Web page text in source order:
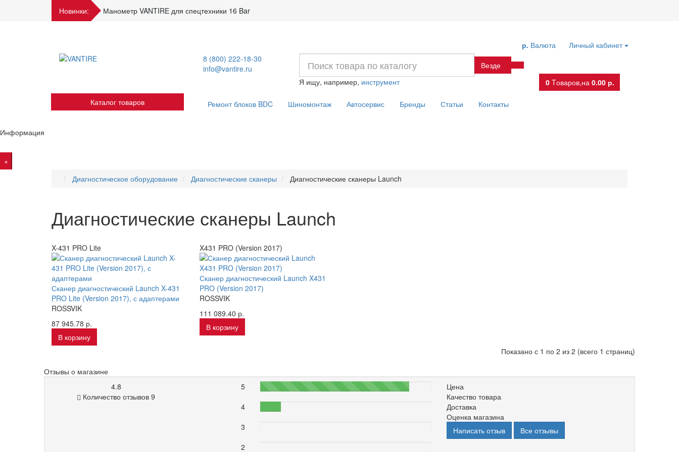
Новинки: Манометр VANTIRE для спецтехники 16 Bar
Личный кабинет
р. Валюта
8 (800) 222-18-30
info@vantire.ru
Везде
Я ищу, например, инструмент 0 Tоваров,на 0.00 р.
Каталог товаров
Ремонт блоков BDC Шиномонтаж Автосервис Бренды Статьи Контакты
Информация
×
Диагностическое оборудование
Диагностические сканеры Диагностические сканеры Launch
Диагностические сканеры Launch
X-431 PRO Lite
Сканер диагностический Launch X-431
PRO Lite (Version 2017), с адаптерами
ROSSVIK
87 945.78 р.
В корзину
X431 PRO (Version 2017)
Сканер диагностический Launch X431
PRO (Version 2017)
ROSSVIK
111 089.40 р.
В корзину
Показано с 1 по 2 из 2 (всего 1 страниц)
Отзывы о магазине
4.8
Количество отзывов 9
5 87%
4
3
2
Цена
Качество товара
Доставка
Оценка магазина
Написать отзыв
Все отзывы